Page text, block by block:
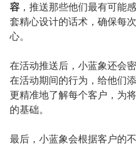
容 ，推送那些他们最有可能
套精心设计的话术，确保每
心。
在活动推送后，小蓝象还会
在活动期间的行为，给他们
更精准地了解每个客户，为
的基础。
最后，小蓝象会根据客户的